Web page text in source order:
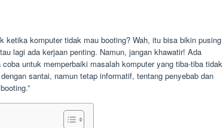
ketika komputer tidak mau booting? Wah, itu bisa bikin pusing
lagi ada kerjaan penting. Namun, jangan khawatir! Ada
untuk memperbaiki masalah komputer yang tiba-tiba tidak
santai, namun tetap informatif, tentang penyebab dan